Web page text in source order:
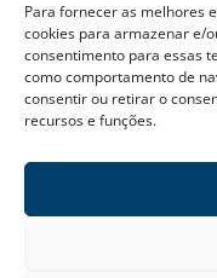
Para fornecer as melhores
cookies para armazenar e/
consentimento para essas
como comportamento de
consentir ou retirar o
recursos e funções.